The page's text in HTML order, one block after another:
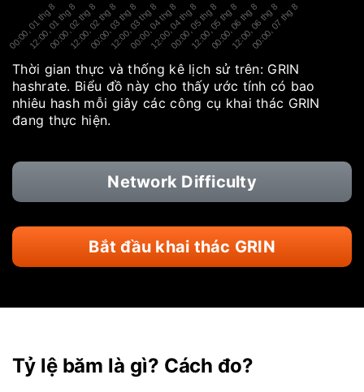
00:00, 01 thg 8
12:00, 01 thg 8
00:00, 02 thg 8
12:00, 02 thg 8
00:00, 03 thg 8
12:00, 03 thg 8
00:00, 04 thg 8
12:00, 04 thg 8
00:00, 05 thg 8
12:00, 05 thg 8
00:00, 06 thg 8
12:00, 06 thg 8
00:00, 07 thg 8
Thời gian thực và thống kê lịch sử trên: GRIN
hashrate. Biểu đồ này cho thấy ước tính có bao
nhiêu hash mỗi giây các công cụ khai thác GRIN
đang thực hiện.
Network Difficulty
Bắt đầu khai thác GRIN
Tỷ lệ băm là gì? Cách đo?